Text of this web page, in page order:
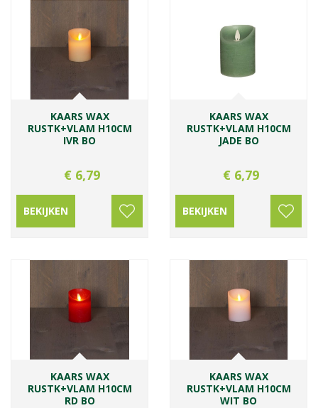
KAARS WAX
RUSTK+VLAM H10CM
IVR BO
€ 6,79
BEKIJKEN
KAARS WAX
RUSTK+VLAM H10CM
JADE BO
€ 6,79
BEKIJKEN
KAARS WAX
RUSTK+VLAM H10CM
RD BO
KAARS WAX
RUSTK+VLAM H10CM
WIT BO